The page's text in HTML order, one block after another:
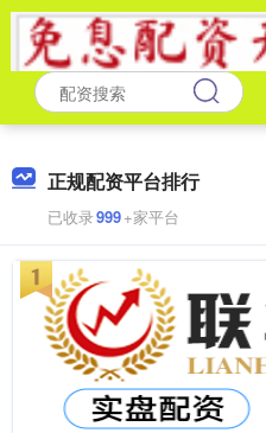
正规配资平台排行
已收录999+家平台